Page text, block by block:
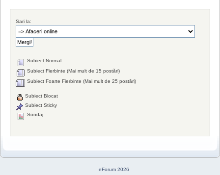
Sari la:
Subiect Normal
Subiect Fierbinte (Mai mult de 15 postări)
Subiect Foarte Fierbinte (Mai mult de 25 postări)
Subiect Blocat
Subiect Sticky
Sondaj
eForum 2026